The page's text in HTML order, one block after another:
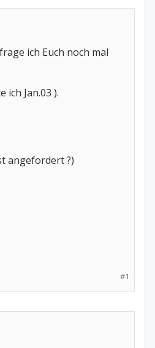
ich Euch noch mal
Jan.03 ).
angefordert ?)
#1